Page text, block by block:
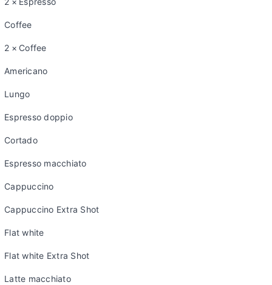
Coffee
2 × Coffee
Americano
Lungo
Espresso doppio
Cortado
Espresso macchiato
Cappuccino
Cappuccino Extra Shot
Flat white
Flat white Extra Shot
Latte macchiato